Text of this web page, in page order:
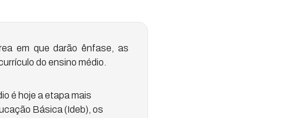
em que darão ênfase, as
do ensino médio.
é hoje a etapa mais
Básica (Ideb), os